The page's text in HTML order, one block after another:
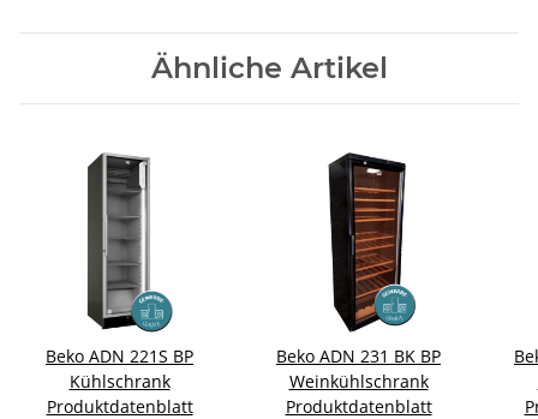
Ähnliche Artikel
Beko ADN 221S BP
Kühlschrank
Produktdatenblatt
Beko ADN 231 BK BP
Weinkühlschrank
Produktdatenblatt